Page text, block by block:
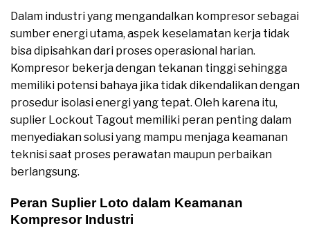
Dalam industri yang mengandalkan kompresor sebagai
sumber energi utama, aspek keselamatan kerja tidak
bisa dipisahkan dari proses operasional harian.
Kompresor bekerja dengan tekanan tinggi sehingga
memiliki potensi bahaya jika tidak dikendalikan dengan
prosedur isolasi energi yang tepat. Oleh karena itu,
suplier Lockout Tagout memiliki peran penting dalam
menyediakan solusi yang mampu menjaga keamanan
teknisi saat proses perawatan maupun perbaikan
berlangsung.
Peran Suplier Loto dalam Keamanan
Kompresor Industri